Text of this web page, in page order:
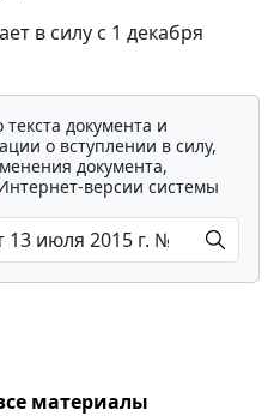
в силу с 1 декабря
документа и
о вступлении в силу,
документа,
версии системы
материалы